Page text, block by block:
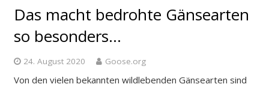
Das macht bedrohte Gänsearten
so besonders…
24. August 2020 Goose.org
Von den vielen bekannten wildlebenden Gänsearten sind